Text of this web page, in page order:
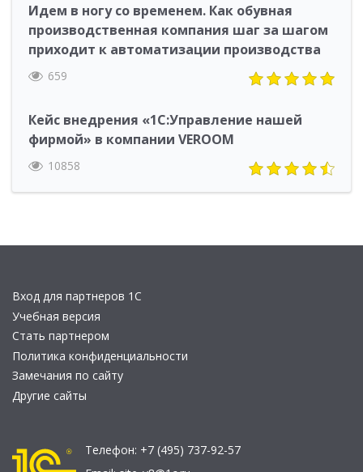
Идем в ногу со временем. Как обувная
производственная компания шаг за шагом
приходит к автоматизации производства
659
Кейс внедрения «1С:Управление нашей
фирмой» в компании VEROOM
10858
Вход для партнеров 1С
Учебная версия
Стать партнером
Политика конфиденциальности
Замечания по сайту
Другие сайты
Телефон: +7 (495) 737-92-57